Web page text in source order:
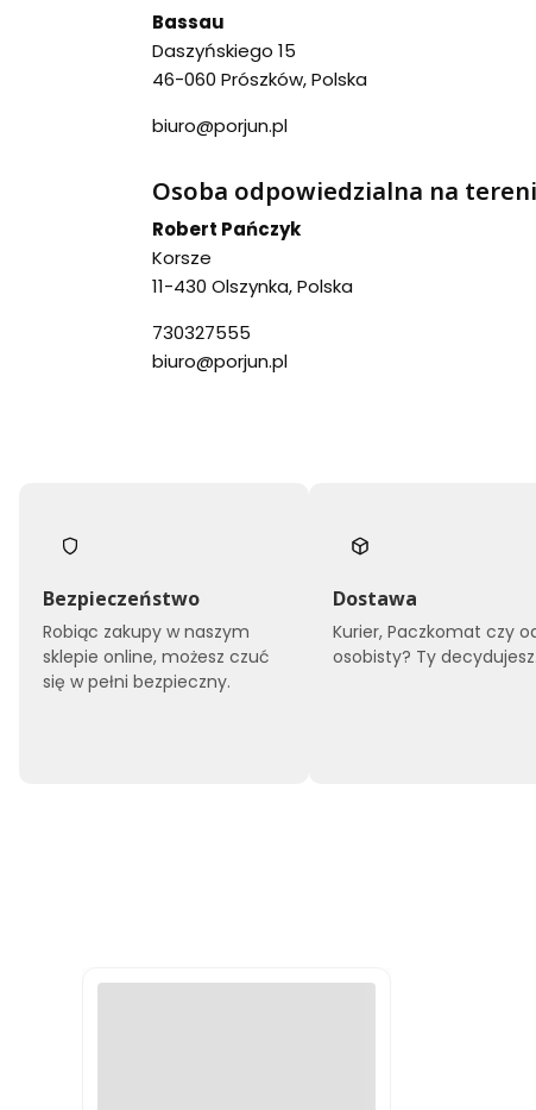
Bassau
Daszyńskiego 15
46-060 Prószków, Polska
biuro@porjun.pl
Osoba odpowiedzialna na
Robert Pańczyk
Korsze
11-430 Olszynka, Polska
730327555
biuro@porjun.pl
Bezpieczeństwo
Robiąc zakupy w naszym
sklepie online, możesz czuć
się w pełni bezpieczny.
Dostawa
Kurier, Paczkomat czy
osobisty? Ty decydujesz.